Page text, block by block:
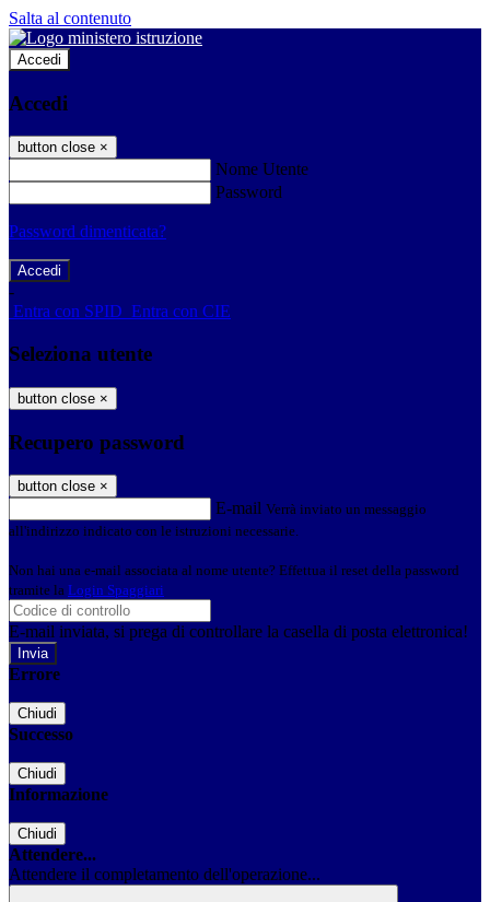
Salta al contenuto
Accedi
Accedi
button close ×
Nome Utente
Password
Password dimenticata?
-
Entra con SPID Entra con CIE
Seleziona utente
button close ×
Recupero password
button close ×
E-mail Verrà inviato un messaggio
all'indirizzo indicato con le istruzioni necessarie.
Non hai una e-mail associata al nome utente? Effettua il reset della password
tramite la Login Spaggiari
E-mail inviata, si prega di controllare la casella di posta elettronica!
Errore
Chiudi
Successo
Chiudi
Informazione
Chiudi
Attendere...
Attendere il completamento dell'operazione...